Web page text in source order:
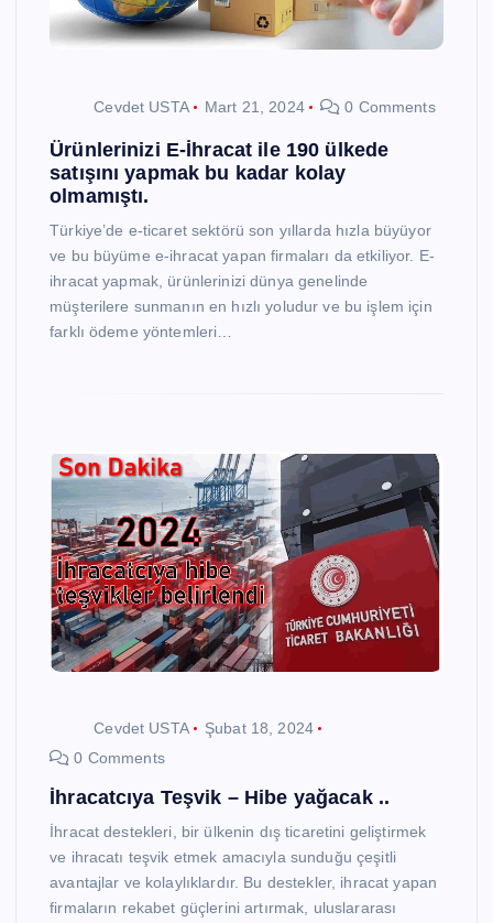
Cevdet USTA Mart 21, 2024 0 Comments
Ürünlerinizi E-İhracat ile 190 ülkede
satışını yapmak bu kadar kolay
olmamıştı.
Türkiye’de e-ticaret sektörü son yıllarda hızla büyüyor
ve bu büyüme e-ihracat yapan firmaları da etkiliyor. E-
ihracat yapmak, ürünlerinizi dünya genelinde
müşterilere sunmanın en hızlı yoludur ve bu işlem için
farklı ödeme yöntemleri…
Cevdet USTA
Şubat 18, 2024
0 Comments
İhracatcıya Teşvik – Hibe yağacak ..
İhracat destekleri, bir ülkenin dış ticaretini geliştirmek
ve ihracatı teşvik etmek amacıyla sunduğu çeşitli
avantajlar ve kolaylıklardır. Bu destekler, ihracat yapan
firmaların rekabet güçlerini artırmak, uluslararası